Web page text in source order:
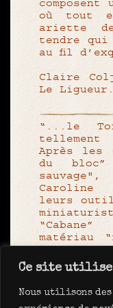
Ce site utilise
Nous utilisons
Facebook